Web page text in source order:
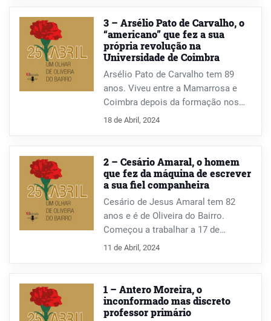
Nesta entrevista, conta como o
marido integrou, involuntariamente,
no dia 25 de Abril, a coluna militar
de Vila Franca de Xira até Lisboa; ou
como os cartazes do Norton de
Matos, que andou a colar com os
pais, lhe provocaram uma fobia que
só há pouco tempo começou a
começa com o poema da própria
Idália Sá-Chaves, “O Abel regedor”.
3 – Arsélio Pato de Carvalho, o
“americano” que fez a sua
própria revolução na
Universidade de Coimbra
Arsélio Pato de Carvalho tem 89
anos. Viveu entre a Mamarrosa e
Coimbra depois da formação nos
EUA, com a licenciatura em
até 1970, altura em que regressou a
Portugal. Viveu o 25 de Abril na
Universidade de Coimbra, onde viria
a fazer a sua própria revolução.
18 de Abril, 2024
2 – Cesário Amaral, o homem
que fez da máquina de escrever
a sua fiel companheira
Cesário de Jesus Amaral tem 82
anos e é de Oliveira do Bairro.
Começou a trabalhar a 17 de
novembro de 1953, como praticante
Cumpriu serviço militar entre 1963 e
1966, em Moçambique. Esteve na
administração do Jornal da Bairrada,
11 de Abril, 2024
1 – Antero Moreira, o
inconformado mas discreto
professor primário